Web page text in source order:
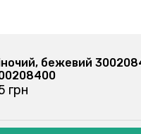
жіночий, молочний
300208400
155 грн